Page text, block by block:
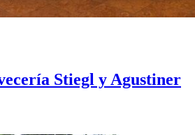
Stiegl y Agustiner